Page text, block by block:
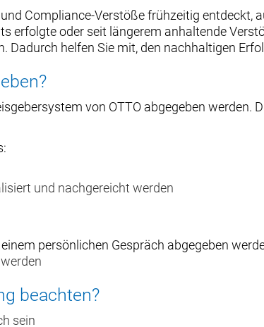
Compliance-Verstöße frühzeitig entdeckt,
erfolgte oder seit längerem anhaltende
helfen Sie mit, den nachhaltigen
von OTTO abgegeben werden.
und nachgereicht werden
persönlichen Gespräch abgegeben
beachten?
sein